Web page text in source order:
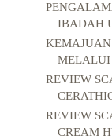
IBADAH
MELALUI
REVIEW
REVIEW
CREAM